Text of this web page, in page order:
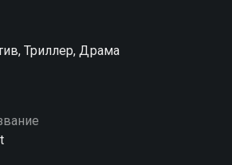
Триллер, Драма